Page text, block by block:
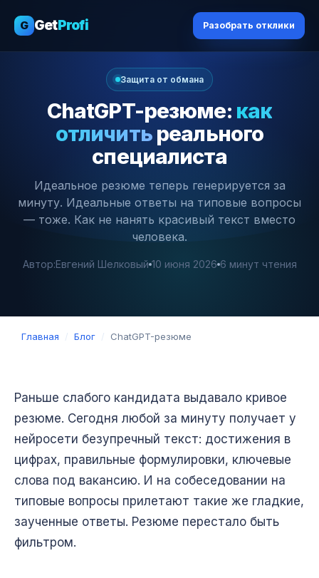
G GetProfi Разобрать отклики
Защита от обмана
ChatGPT-резюме: как
отличитьреального
специалиста
Идеальное резюме теперь генерируется за
минуту. Идеальные ответы на типовые вопросы
— тоже. Как не нанять красивый текст вместо
человека.
Автор:Евгений Шелковый 10 июня 2026 6 минут чтения
Главная / Блог / ChatGPT-резюме
Раньше слабого кандидата выдавало кривое
резюме. Сегодня любой за минуту получает у
нейросети безупречный текст: достижения в
цифрах, правильные формулировки, ключевые
слова под вакансию. И на собеседовании на
типовые вопросы прилетают такие же гладкие,
заученные ответы. Резюме перестало быть
фильтром.